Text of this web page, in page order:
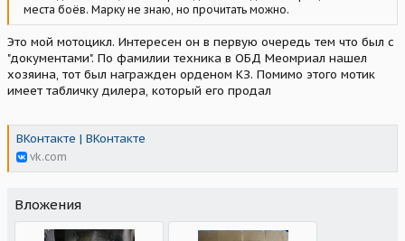
места боёв. Марку не знаю, но прочитать можно.
Это мой мотоцикл. Интересен он в первую очередь тем что был с
"документами". По фамилии техника в ОБД Меомриал нашел
хозяина, тот был награжден орденом КЗ. Помимо этого мотик
имеет табличку дилера, который его продал
ВКонтакте | ВКонтакте
vk.com
Вложения